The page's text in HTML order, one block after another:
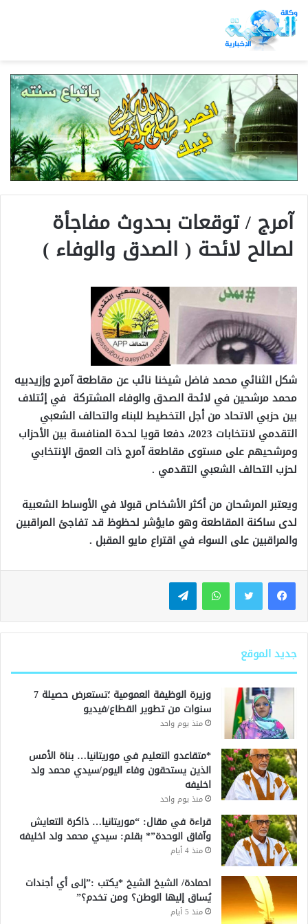
آمرج / توقعات بحدوث مفاجأة
لصالح لائحة ( الصدق والوفاء )
شكل الثنائي محمد فاضل شيخنا نائب عن مقاطعة آمرج وإزيدبيه
محمد مرشحين في لائحة الصدق والوفاء المشتركة في إئتلاف
بين حزبي الاتحاد من أجل التخطيط للبناء والتحالف الشعبي
التقدمي لانتخابات 2023، دفعا قويا لحدة المنافسة بين الأحزاب
ومرشحيهم على مستوى مقاطعة آمرج ذات العمق الإنتخابي
لحزب التحالف الشعبي التقدمي .
ويعتبر المرشحان من أكثر الأشخاص قبولا في الأوساط الشعبية
لدى ساكنة المقاطعة وهو مايؤشر لحظوظ قد تفاجئ المراقبين
والمراقبين على السواء في اقتراع مايو المقبل .
واتساب تيلقرام
جديد الموقع
وزيرة الوظيفة العمومية ؛تستعرض حصيلة 7
سنوات من تطوير القطاع/فيديو
منذ يوم واحد
*متقاعدو التعليم في موريتانيا… بناة الأمس
الذين يستحقون وفاء اليوم/سيدي محمد ولد
اخليفه
منذ يوم واحد
قراءة في مقال: “موريتانيا… ذاكرة التعايش
وآفاق الوحدة”* بقلم: سيدي محمد ولد اخليفه
منذ 4 أيام
احمادة/ الشيخ الشيخ *يكتب :”إلى أي أجندات
يُساق إليها الوطن؟ ومن تخدم؟”
منذ 5 أيام